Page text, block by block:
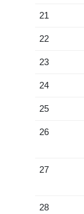
21
22
23
24
25
26
27
28